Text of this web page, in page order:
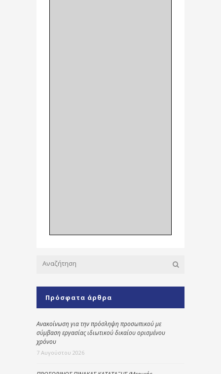
Πρόσφατα άρθρα
Ανακοίνωση για την πρόσληψη προσωπικού με
σύμβαση εργασίας ιδιωτικού δικαίου ορισμένου
χρόνου
7 Αυγούστου 2026